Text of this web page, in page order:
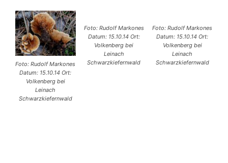
Foto: Rudolf Markones
Datum: 15.10.14 Ort:
Volkenberg bei
Leinach
Schwarzkiefernwald
Foto: Rudolf Markones
Datum: 15.10.14 Ort:
Volkenberg bei
Leinach
Schwarzkiefernwald
Foto: Rudolf Markones
Datum: 15.10.14 Ort:
Volkenberg bei
Leinach
Schwarzkiefernwald